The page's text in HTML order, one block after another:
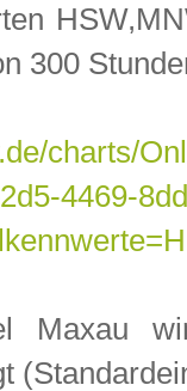
300
charts/
4469-
Maxau